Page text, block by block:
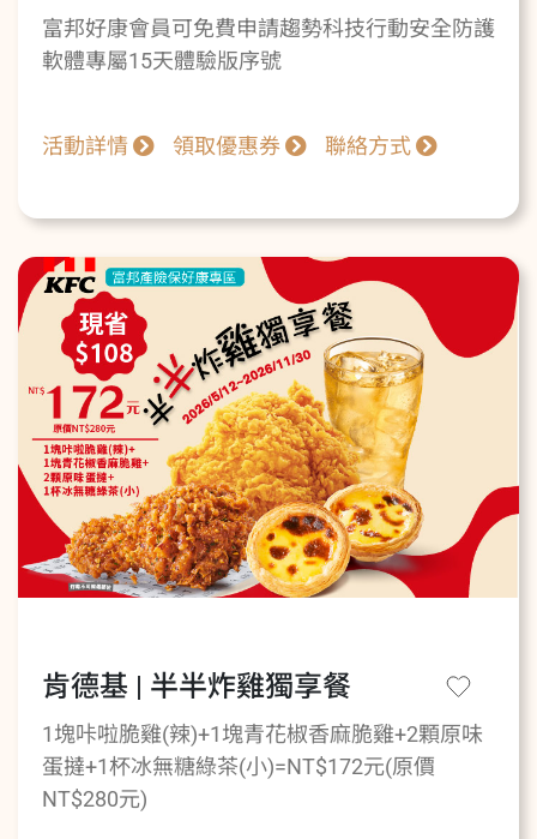
富邦好康會員可免費申請趨勢科技行動安全防護
軟體專屬15天體驗版序號
活動詳情 領取優惠券 聯絡方式
肯德基 | 半半炸雞獨享餐
1塊咔啦脆雞(辣)+1塊青花椒香麻脆雞+2顆原味
蛋撻+1杯冰無糖綠茶(小)=NT$172元(原價
NT$280元)